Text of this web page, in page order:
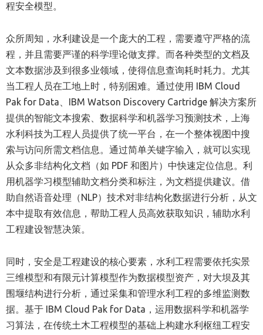
程安全模型。
众所周知，水利建设是一个庞大的工程，需要遵守严格的流
程，并且需要严谨的科学理论做支撑。而各种类型的文档及
文本数据涉及到很多业领域，使得信息查询耗时耗力。尤其
当工程人员在工地上时，特别困难。通过使用 IBM Cloud
Pak for Data、IBM Watson Discovery Cartridge 解决方案所
提供的智能文本搜索、数据科学和机器学习预测技术，上海
水利科技为工程人员提供了统一平台，在一个整体视图中搜
索与访问所需文档信息。通过简单关键字输入，就可以实现
从众多非结构化文档（如 PDF 和图片）中快速定位信息。利
用机器学习模型辅助文档分类和标注，为文档提供建议。借
助自然语音处理（NLP）技术对非结构化数据进行分析，从文
本中提取有效信息，帮助工程人员高效获取知识，辅助水利
工程建设智慧决策。
同时，安全是工程建设的核心要素，水利工程需要依托实景
三维模型和有限元计算模型作为数据模型资产，对大坝及其
围堰结构进行分析，通过采集和管理水利工程的多维监测数
据。基于 IBM Cloud Pak for Data，运用数据科学和机器学
习算法，在传统土木工程模型的基础上构建水利枢纽工程安